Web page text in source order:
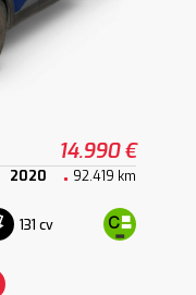
14.990 €
2020 92.419 km
131 cv